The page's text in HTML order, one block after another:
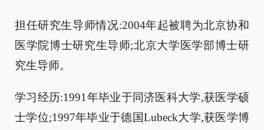
担任研究生导师情况:2004年起被聘为北京协和
医学院博士研究生导师;北京大学医学部博士研
究生导师。
学习经历:1991年毕业于同济医科大学,获医学硕
士学位;1997年毕业于德国Lubeck大学,获医学博